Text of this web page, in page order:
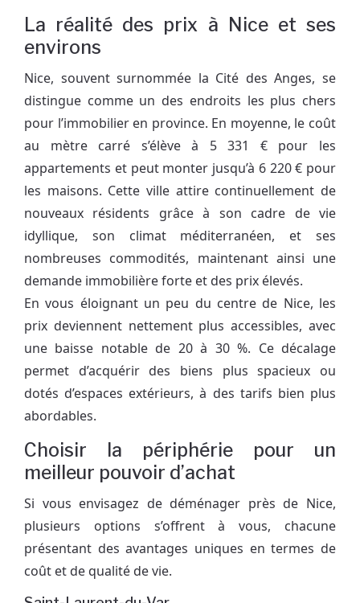
La réalité des prix à Nice et ses
environs
Nice, souvent surnommée la Cité des Anges, se
distingue comme un des endroits les plus chers
pour l’immobilier en province. En moyenne, le coût
au mètre carré s’élève à 5 331 € pour les
appartements et peut monter jusqu’à 6 220 € pour
les maisons. Cette ville attire continuellement de
nouveaux résidents grâce à son cadre de vie
idyllique, son climat méditerranéen, et ses
nombreuses commodités, maintenant ainsi une
demande immobilière forte et des prix élevés.
En vous éloignant un peu du centre de Nice, les
prix deviennent nettement plus accessibles, avec
une baisse notable de 20 à 30 %. Ce décalage
permet d’acquérir des biens plus spacieux ou
dotés d’espaces extérieurs, à des tarifs bien plus
abordables.
Choisir la périphérie pour un
meilleur pouvoir d’achat
Si vous envisagez de déménager près de Nice,
plusieurs options s’offrent à vous, chacune
présentant des avantages uniques en termes de
coût et de qualité de vie.